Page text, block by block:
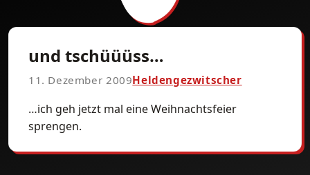
und tschüüüss…
11. Dezember 2009Heldengezwitscher
…ich geh jetzt mal eine Weihnachtsfeier
sprengen.